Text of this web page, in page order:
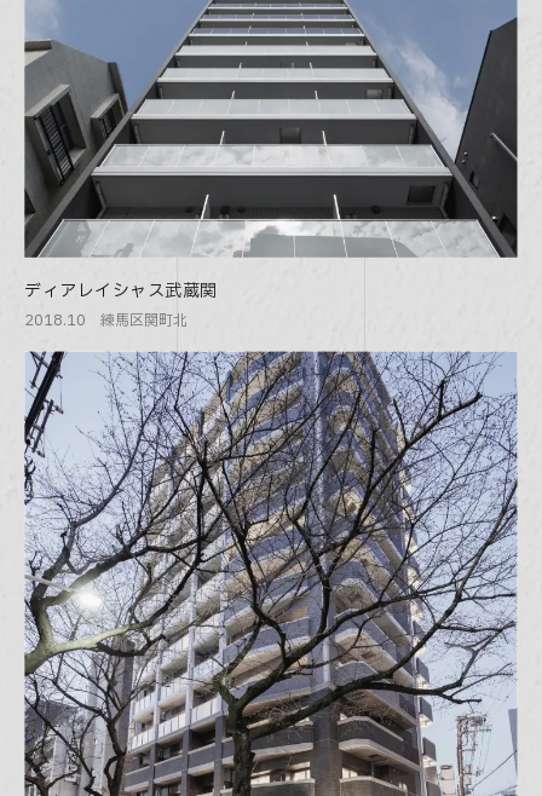
ディアレイシャス武蔵関
2018.10 練馬区関町北